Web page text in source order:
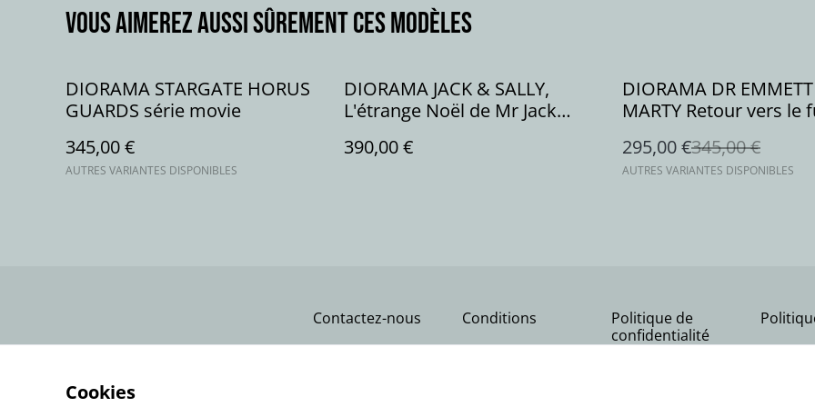
Vous aimerez aussi sûrement ces modèles
DIORAMA STARGATE HORUS
GUARDS série movie
345,00 €
AUTRES VARIANTES DISPONIBLES
DIORAMA JACK & SALLY,
L'étrange Noël de Mr Jack
390,00 €
%
DIORAMA DR
MARTY Retour vers le
295,00 €345,00 €
AUTRES VARIANTES DISPONIBLES
Contactez-nous Conditions
Politique de
confidentialité
Cookies